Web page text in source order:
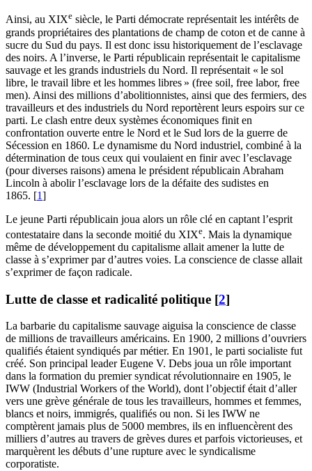
Ainsi, au XIXe siècle, le Parti démocrate représentait les intérêts de
grands propriétaires des plantations de champ de coton et de canne à
sucre du Sud du pays. Il est donc issu historiquement de l’esclavage
des noirs. A l’inverse, le Parti républicain représentait le capitalisme
sauvage et les grands industriels du Nord. Il représentait « le sol
libre, le travail libre et les hommes libres » (free soil, free labor, free
men). Ainsi des millions d’abolitionnistes, ainsi que des fermiers, des
travailleurs et des industriels du Nord reportèrent leurs espoirs sur ce
parti. Le clash entre deux systèmes économiques finit en
confrontation ouverte entre le Nord et le Sud lors de la guerre de
Sécession en 1860. Le dynamisme du Nord industriel, combiné à la
détermination de tous ceux qui voulaient en finir avec l’esclavage
(pour diverses raisons) amena le président républicain Abraham
Lincoln à abolir l’esclavage lors de la défaite des sudistes en
1865. [1]
Le jeune Parti républicain joua alors un rôle clé en captant l’esprit
contestataire dans la seconde moitié du XIXe. Mais la dynamique
même de développement du capitalisme allait amener la lutte de
classe à s’exprimer par d’autres voies. La conscience de classe allait
s’exprimer de façon radicale.
Lutte de classe et radicalité politique [2]
La barbarie du capitalisme sauvage aiguisa la conscience de classe
de millions de travailleurs américains. En 1900, 2 millions d’ouvriers
qualifiés étaient syndiqués par métier. En 1901, le parti socialiste fut
créé. Son principal leader Eugene V. Debs joua un rôle important
dans la formation du premier syndicat révolutionnaire en 1905, le
IWW (Industrial Workers of the World), dont l’objectif était d’aller
vers une grève générale de tous les travailleurs, hommes et femmes,
blancs et noirs, immigrés, qualifiés ou non. Si les IWW ne
comptèrent jamais plus de 5000 membres, ils en influencèrent des
milliers d’autres au travers de grèves dures et parfois victorieuses, et
marquèrent les débuts d’une rupture avec le syndicalisme
corporatiste.